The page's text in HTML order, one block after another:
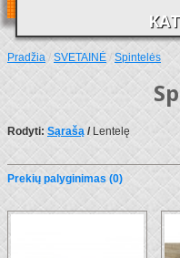
Pradžia / SVETAINĖ / Spintelės
Rodyti: Sąrašą /Lentelę
Prekių palyginimas (0)